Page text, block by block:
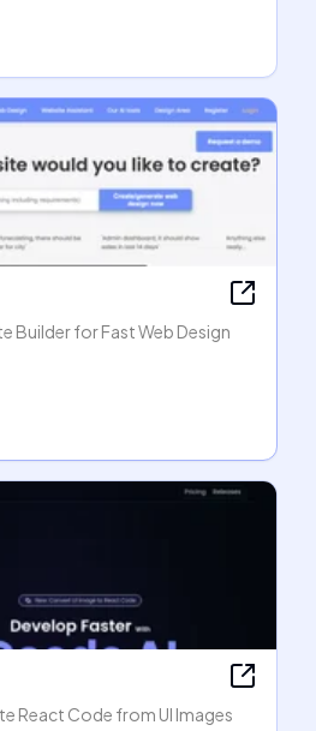
Builder for Fast Web Design
React Code from UI Images